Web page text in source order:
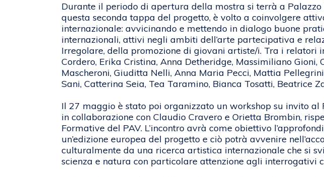
Durante il periodo di apertura della mostra si terrà a
questa seconda tappa del progetto, è volto a coinvolgere
internazionale: avvicinando e mettendo in dialogo buone
internazionali, attivi negli ambiti dell’arte partecipativa e
Irregolare, della promozione di giovani artiste/i. Tra i relatori
Cordero, Erika Cristina, Anna Detheridge, Massimiliano
Mascheroni, Giuditta Nelli, Anna Maria Pecci, Mattia
Sani, Catterina Seia, Tea Taramino, Bianca Tosatti, Beatrice
Il 27 maggio è stato poi organizzato un workshop su invito al
in collaborazione con Claudio Cravero e Orietta Brombin,
Formative del PAV. L’incontro avrà come obiettivo
un’edizione europea del progetto e ciò potrà avvenire
culturalmente da una ricerca artistica internazionale che si
scienza e natura con particolare attenzione agli interrogativi